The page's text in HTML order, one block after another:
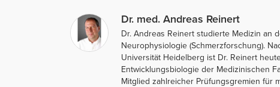
Dr. med. Andreas Reinert
Dr. Andreas Reinert studierte Medizin an
Neurophysiologie (Schmerzforschung).
Universität Heidelberg ist Dr. Reinert
Entwicklungsbiologie der Medizinischen
Mitglied zahlreicher Prüfungsgremien für